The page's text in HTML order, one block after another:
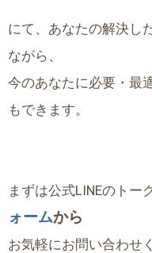
にて、あなたの解決し
ながら、
今のあなたに必要・最
もできます。
まずは公式LINEのトー
ォームから
お気軽にお問い合わせ